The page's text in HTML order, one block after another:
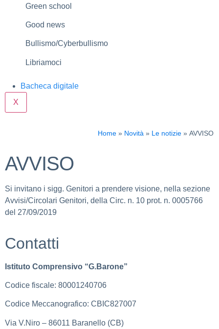
Green school
Good news
Bullismo/Cyberbullismo
Libriamoci
Bacheca digitale
X
Home Novità Le notizie AVVISO
AVVISO
Si invitano i sigg. Genitori a prendere visione, nella sezione
Avvisi/Circolari Genitori, della Circ. n. 10 prot. n. 0005766
del 27/09/2019
Contatti
Istituto Comprensivo “G.Barone”
Codice fiscale: 80001240706
Codice Meccanografico: CBIC827007
Via V.Niro – 86011 Baranello (CB)